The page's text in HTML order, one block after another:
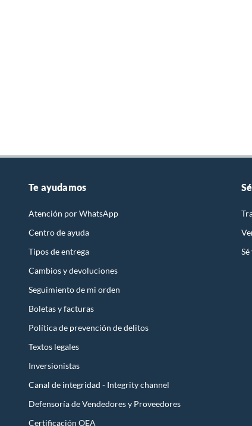
Te ayudamos
Atención por WhatsApp
Centro de ayuda
Tipos de entrega
Cambios y devoluciones
Seguimiento de mi orden
Boletas y facturas
Política de prevención de delitos
Textos legales
Inversionistas
Canal de integridad - Integrity channel
Defensoría de Vendedores y Proveedores
Certificación OEA